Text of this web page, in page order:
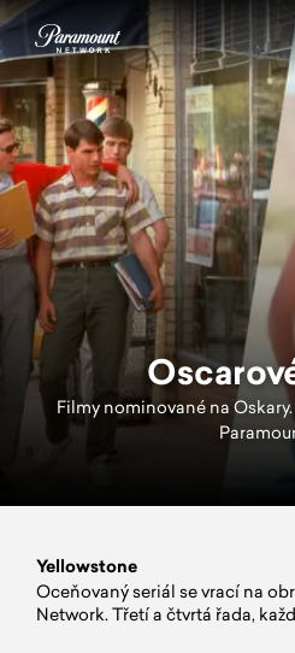
Filmy nominované na
Yellowstone
Oceňovaný seriál se vrací na
Network. Třetí a čtvrtá řada,